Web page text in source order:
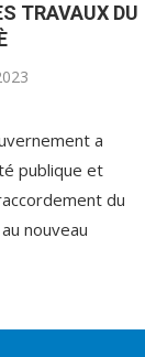
TRAVAUX DU
a
publique et
du
nouveau